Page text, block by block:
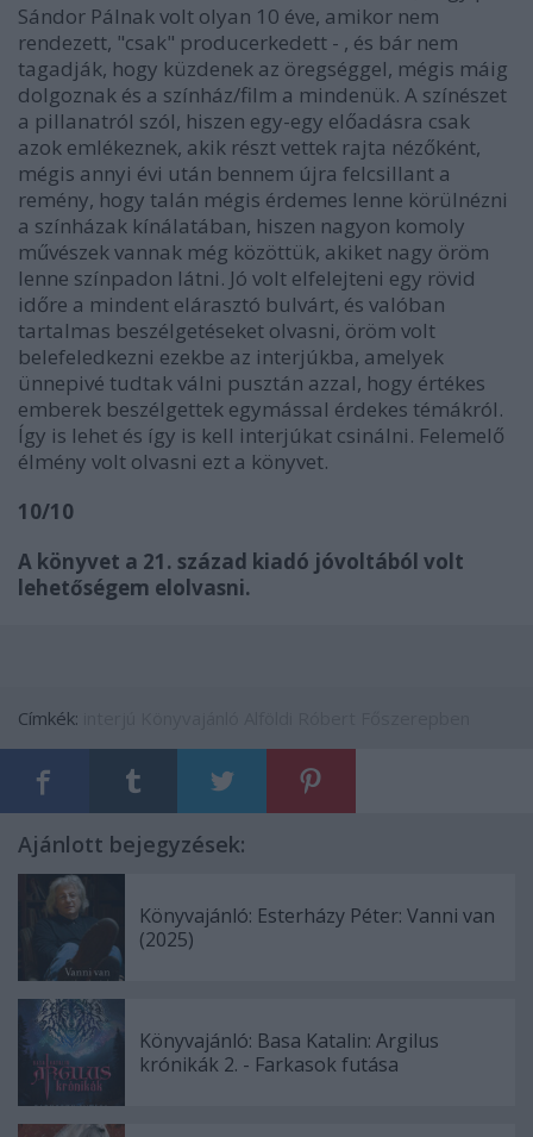
Sándor Pálnak volt olyan 10 éve, amikor nem
rendezett, "csak" producerkedett - , és bár nem
tagadják, hogy küzdenek az öregséggel, mégis máig
dolgoznak és a színház/film a mindenük. A színészet
a pillanatról szól, hiszen egy-egy előadásra csak
azok emlékeznek, akik részt vettek rajta nézőként,
mégis annyi évi után bennem újra felcsillant a
remény, hogy talán mégis érdemes lenne körülnézni
a színházak kínálatában, hiszen nagyon komoly
művészek vannak még közöttük, akiket nagy öröm
lenne színpadon látni. Jó volt elfelejteni egy rövid
időre a mindent elárasztó bulvárt, és valóban
tartalmas beszélgetéseket olvasni, öröm volt
belefeledkezni ezekbe az interjúkba, amelyek
ünnepivé tudtak válni pusztán azzal, hogy értékes
emberek beszélgettek egymással érdekes témákról.
Így is lehet és így is kell interjúkat csinálni. Felemelő
élmény volt olvasni ezt a könyvet.
10/10
A könyvet a 21. század kiadó jóvoltából volt
lehetőségem elolvasni.
Címkék:
Ajánlott bejegyzések:
Könyvajánló: Esterházy Péter: Vanni van
(2025)
Könyvajánló: Basa Katalin: Argilus
krónikák 2. - Farkasok futása